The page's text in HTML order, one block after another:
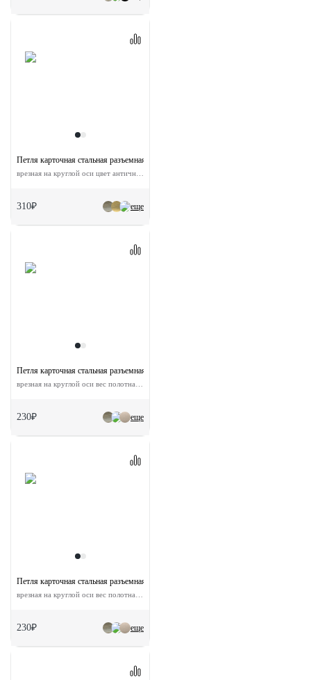
еще
Петля карточная стальная разъемная MS 100X70X2.5 L AB левая
310₽
еще
Петля карточная стальная разъемная MS-C 100X70X2.5 AB L левая скругленная
230₽
еще
Петля карточная стальная разъемная MS-C 100X70X2.5 AB R правая с короной
230₽